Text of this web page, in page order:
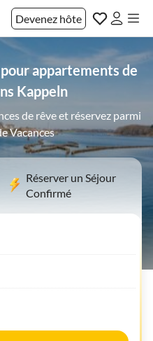
Devenez hôte
appartements de
Kappeln
de rêve et réservez parmi
Vacances
Réserver un Séjour
Confirmé